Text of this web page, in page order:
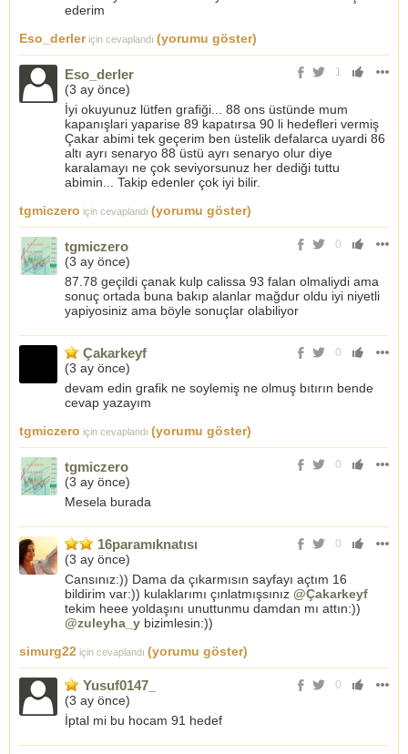
ederim
Eso_derleriçin cevaplandı (yorumu göster)
1
Eso_derler
(3 ay önce)
İyi okuyunuz lütfen grafiği... 88 ons üstünde mum
kapanışlari yaparise 89 kapatırsa 90 li hedefleri vermiş
Çakar abimi tek geçerim ben üstelik defalarca uyardi 86
altı ayrı senaryo 88 üstü ayrı senaryo olur diye
karalamayı ne çok seviyorsunuz her dediği tuttu
abimin... Takip edenler çok iyi bilir.
tgmiczero için cevaplandı (yorumu göster)
0
tgmiczero
(3 ay önce)
87.78 geçildi çanak kulp calissa 93 falan olmaliydi ama
sonuç ortada buna bakıp alanlar mağdur oldu iyi niyetli
yapiyosiniz ama böyle sonuçlar olabiliyor
0
Çakarkeyf
(3 ay önce)
devam edin grafik ne soylemiş ne olmuş bıtırın bende
cevap yazayım
tgmiczero için cevaplandı (yorumu göster)
0
tgmiczero
(3 ay önce)
Mesela burada
0
16paramıknatısı
(3 ay önce)
Cansınız:)) Dama da çıkarmısın sayfayı açtım 16
bildirim var:)) kulaklarımı çınlatmışsınız @Çakarkeyf
tekim heee yoldaşını unuttunmu damdan mı attın:))
@zuleyha_y bizimlesin:))
simurg22 için cevaplandı (yorumu göster)
0
Yusuf0147_
(3 ay önce)
İptal mi bu hocam 91 hedef